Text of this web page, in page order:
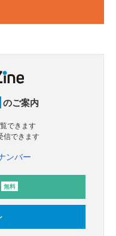
のご案内
できます
信できます
ンバー
無料